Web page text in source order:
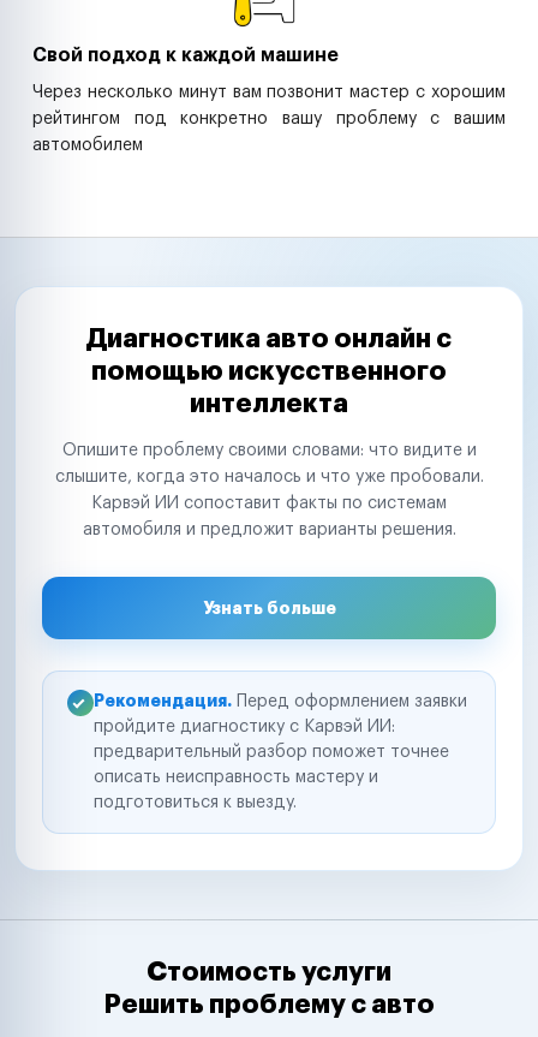
Свой подход к каждой машине
Через несколько минут вам позвонит мастер с хорошим
рейтингом под конкретно вашу проблему с вашим
автомобилем
Диагностика авто онлайн с
помощью искусственного
интеллекта
Опишите проблему своими словами: что видите и
слышите, когда это началось и что уже пробовали.
Карвэй ИИ сопоставит факты по системам
автомобиля и предложит варианты решения.
Узнать больше
Рекомендация. Перед оформлением заявки
пройдите диагностику с Карвэй ИИ:
предварительный разбор поможет точнее
описать неисправность мастеру и
подготовиться к выезду.
Стоимость услуги
Решить проблему с авто